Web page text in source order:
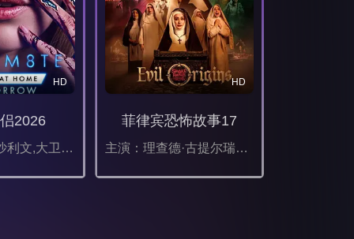
HD
2026
主演：莉莉·沙利文,大卫·里达尔,克劳迪娅·杜米特,阿尔蒂·佛鲁山,伊利亚·库克,马拉·胡夫,西德尼·布莱克波恩,伊莎贝尔·邦弗雷,艾玛·拉莫斯,奥利弗·库珀,尼古拉斯·拉尼,汉娜·玛玛丽斯,加里·赫泽勒,乔丹妮·琼斯,安德鲁·艾斯科夫
HD
菲律宾恐怖故事17
主演：理查德·古提尔瑞兹,Janice de Belen,伊万娜·阿拉维,卡拉·阿贝拉娜,Manilyn Reynes,罗伊莎·安达里奥,弗朗辛·迪亚兹,赛斯·费丁,Fyang Smith,JM Ibarra,Dustin Yu,伊萨贝尔·奥尔特加,Ashley Ortega,阿拉·米娜,Arlene Muhlach,卡琳娜·包蒂斯塔,Matt Lozano,Althea Ablan,伊莱贾·阿莱霍,Maika Rivera,莎拉·爱德华兹,Raven Rigor,Dylan Yturralde